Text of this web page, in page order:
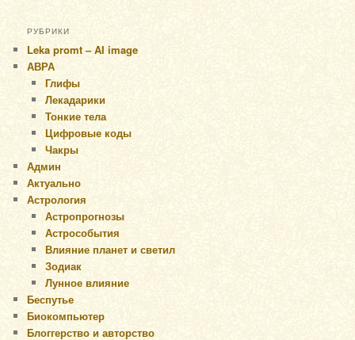
РУБРИКИ
Leka promt – AI image
АВРА
Глифы
Лекадарики
Тонкие тела
Цифровые коды
Чакры
Админ
Актуально
Астрология
Астропрогнозы
Астрособытия
Влияние планет и светил
Зодиак
Лунное влияние
Беспутье
Биокомпьютер
Блоггерство и авторство